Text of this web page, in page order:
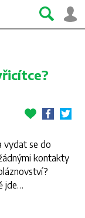
vydat se do
kontakty
jde…